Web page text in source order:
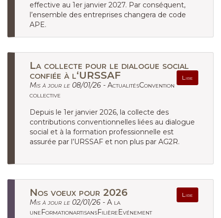
effective au 1er janvier 2027. Par conséquent,
l’ensemble des entreprises changera de code
APE.
La collecte pour le dialogue social
confiée à l‘URSSAF
Lire
Mis à jour le 08/01/26 - ActualitésConvention
collective
Depuis le 1er janvier 2026, la collecte des
contributions conventionnelles liées au dialogue
social et à la formation professionnelle est
assurée par l’URSSAF et non plus par AG2R.
Nos voeux pour 2026 Lire
Mis à jour le 02/01/26 - A la
uneFormationartisansFilièreEvénement